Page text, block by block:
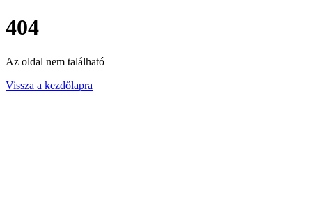
404
Az oldal nem található
Vissza a kezdőlapra